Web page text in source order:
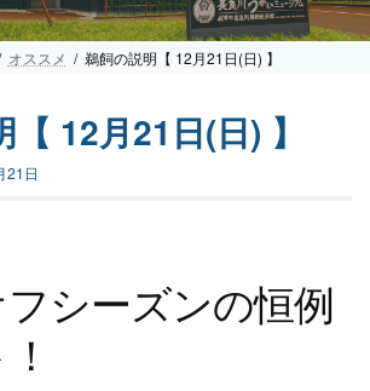
オススメ 鵜飼の説明【 12月21日(日) 】
12月21日(日) 】
21日
シーズンの恒例